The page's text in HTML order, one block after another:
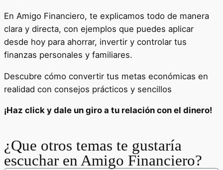
En Amigo Financiero, te explicamos todo de manera
clara y directa, con ejemplos que puedes aplicar
desde hoy para ahorrar, invertir y controlar tus
finanzas personales y familiares.
Descubre cómo convertir tus metas económicas en
realidad con consejos prácticos y sencillos
¡Haz click y dale un giro a tu relación con el dinero!
¿Que otros temas te gustaría
escuchar en Amigo Financiero?